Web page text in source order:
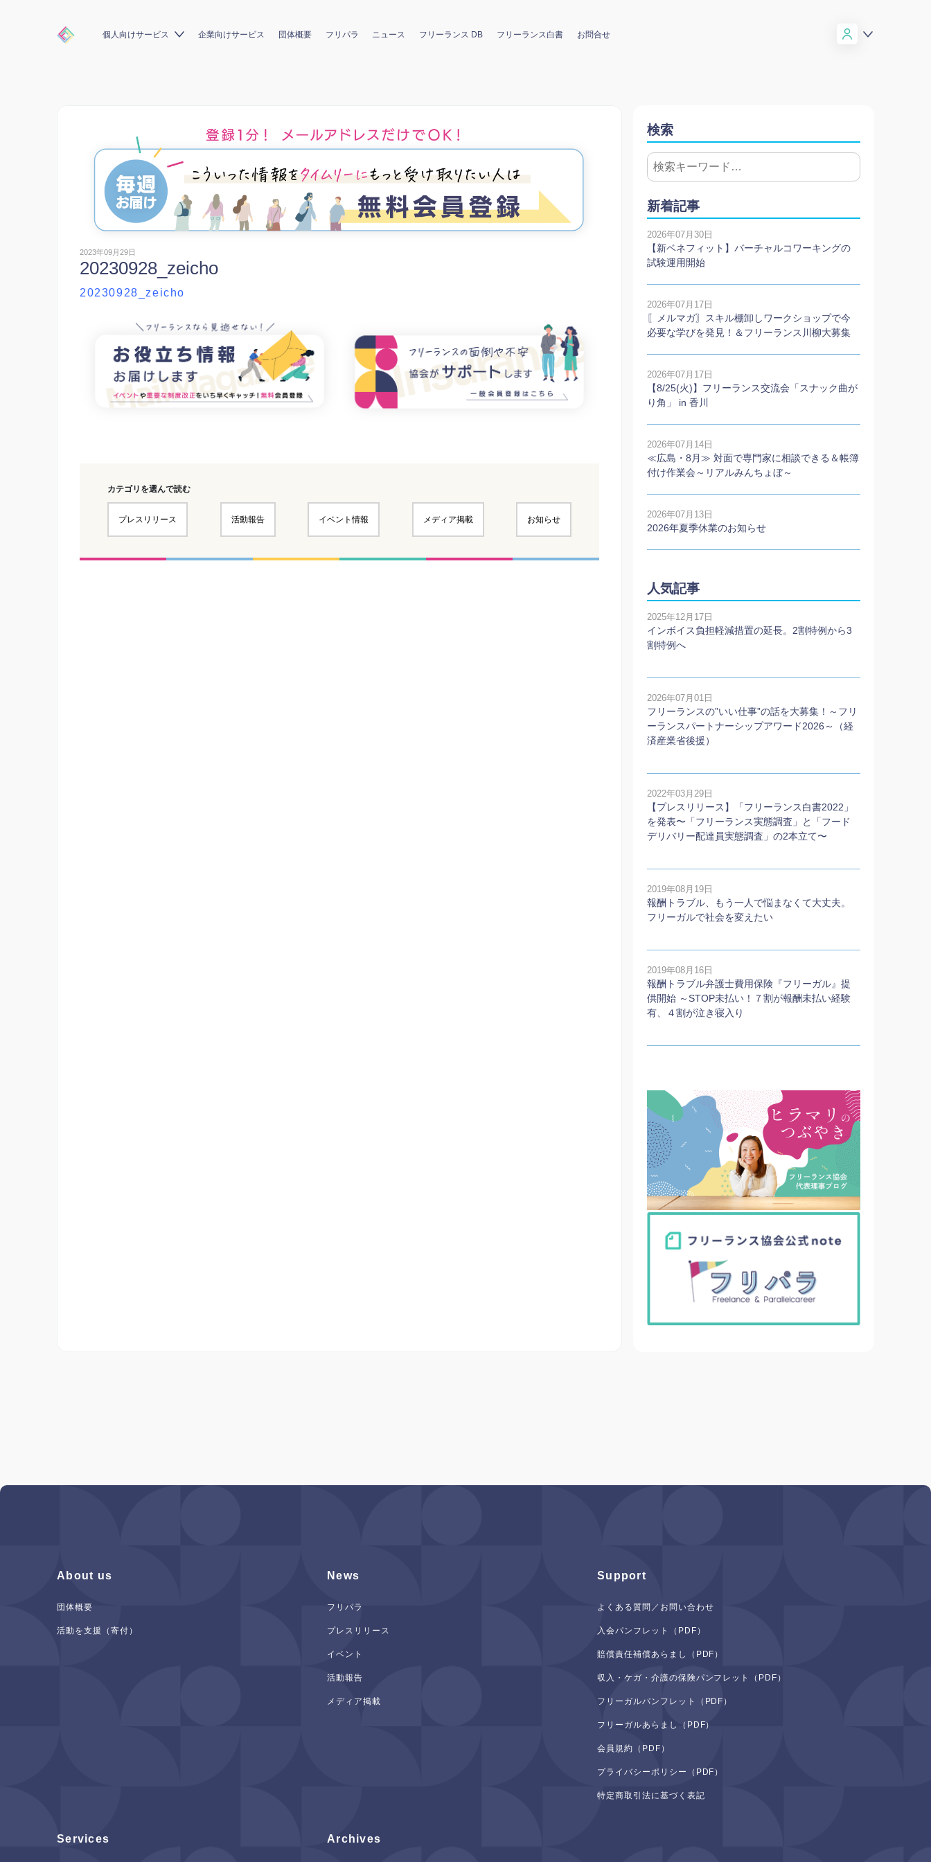
個人向けサービス 企業向けサービス 団体概要 フリパラ ニュース フリーランス DB フリーランス白書 お問合せ
2023年09月29日
20230928_zeicho
20230928_zeicho
カテゴリを選んで読む
プレスリリース 活動報告 イベント情報 メディア掲載 お知らせ
検索
新着記事
2026年07月30日
【新ベネフィット】バーチャルコワーキングの
試験運用開始
2026年07月17日
〖メルマガ〗スキル棚卸しワークショップで今
必要な学びを発見！＆フリーランス川柳大募集
2026年07月17日
【8/25(火)】フリーランス交流会「スナック曲が
り角」 in 香川
2026年07月14日
≪広島・8月≫ 対面で専門家に相談できる＆帳簿
付け作業会～リアルみんちょぼ～
2026年07月13日
2026年夏季休業のお知らせ
人気記事
2025年12月17日
インボイス負担軽減措置の延長。2割特例から3
割特例へ
2026年07月01日
フリーランスの”いい仕事”の話を大募集！～フリ
ーランスパートナーシップアワード2026～（経
済産業省後援）
2022年03月29日
【プレスリリース】「フリーランス白書2022」
を発表〜「フリーランス実態調査」と「フード
デリバリー配達員実態調査」の2本⽴て〜
2019年08月19日
報酬トラブル、もう一人で悩まなくて大丈夫。
フリーガルで社会を変えたい
2019年08月16日
報酬トラブル弁護士費用保険『フリーガル』提
供開始 ～STOP未払い！７割が報酬未払い経験
有、４割が泣き寝入り
About us
団体概要
活動を支援（寄付）
News
フリパラ
プレスリリース
イベント
活動報告
メディア掲載
Support
よくある質問／お問い合わせ
入会パンフレット（PDF）
賠償責任補償あらまし（PDF）
収入・ケガ・介護の保険パンフレット（PDF）
フリーガルパンフレット（PDF）
フリーガルあらまし（PDF）
会員規約（PDF）
プライバシーポリシー（PDF）
特定商取引法に基づく表記
Services Archives